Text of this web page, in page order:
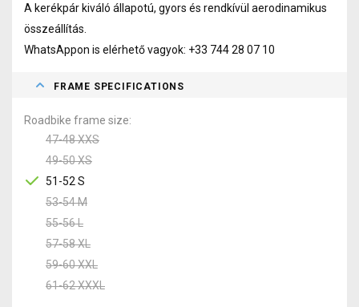
A kerékpár kiváló állapotú, gyors és rendkívül aerodinamikus
összeállítás.
WhatsAppon is elérhető vagyok: +33 744 28 07 10
FRAME SPECIFICATIONS
Roadbike frame size
47-48 XXS
49-50 XS
51-52 S
53-54 M
55-56 L
57-58 XL
59-60 XXL
61-62 XXXL